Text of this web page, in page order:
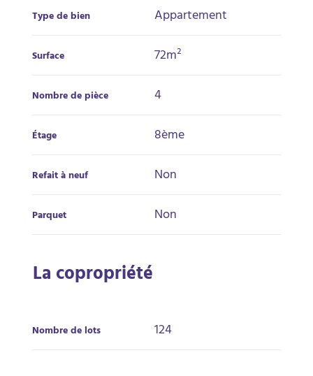
Type de bien Appartement
Surface 72m²
Nombre de pièce 4
Étage 8ème
Refait à neuf Non
Parquet Non
La copropriété
Nombre de lots 124